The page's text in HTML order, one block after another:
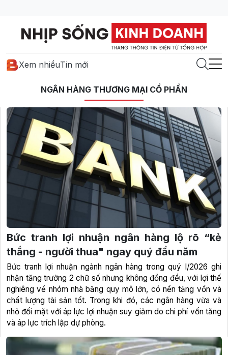
Xem nhiềuTin mới
NGÂN HÀNG THƯƠNG MẠI CỔ PHẦN
Bức tranh lợi nhuận ngân hàng lộ rõ “kẻ
thắng - người thua" ngay quý đầu năm
Bức tranh lợi nhuận ngành ngân hàng trong quý I/2026 ghi
nhận tăng trưởng 2 chữ số nhưng không đồng đều, với lợi thế
nghiêng về nhóm nhà băng quy mô lớn, có nền tảng vốn và
chất lượng tài sản tốt. Trong khi đó, các ngân hàng vừa và
nhỏ đối mặt với áp lực lợi nhuận suy giảm do chi phí vốn tăng
và áp lực trích lập dự phòng.